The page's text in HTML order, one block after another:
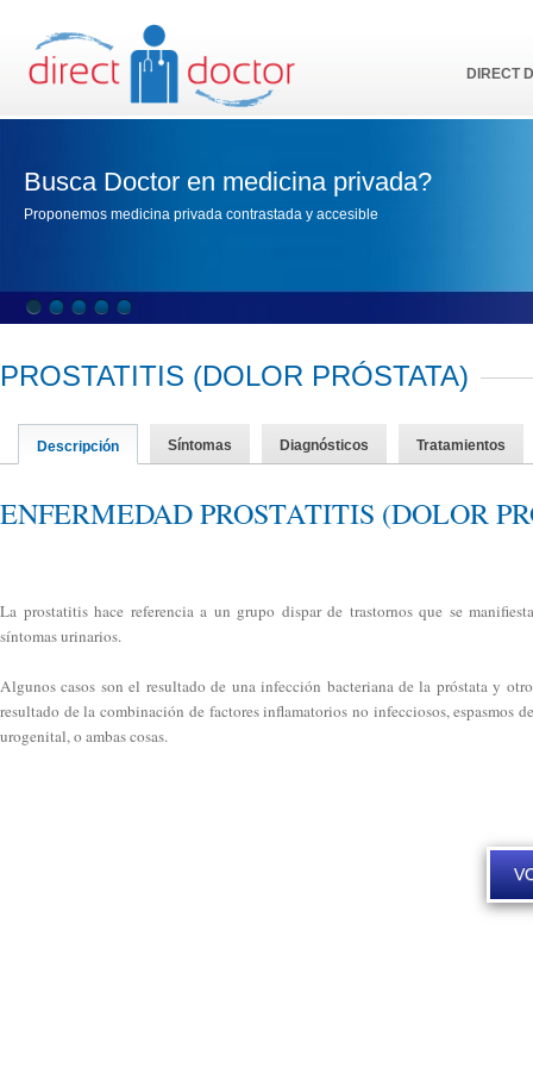
DIRECT
Busca Doctor en medicina privada?
Proponemos medicina privada contrastada y accesible
PROSTATITIS (DOLOR PRÓSTATA)
Descripción Síntomas Diagnósticos Tratamientos
ENFERMEDAD PROSTATITIS (DOLOR
La prostatitis hace referencia a un grupo dispar de trastornos que se
síntomas urinarios.
Algunos casos son el resultado de una infección bacteriana de la próstata y
resultado de la combinación de factores inflamatorios no infecciosos, espasmos
urogenital, o ambas cosas.